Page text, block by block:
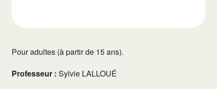
Pour adultes (à partir de 15 ans).
Professeur : Sylvie LALLOUÉ